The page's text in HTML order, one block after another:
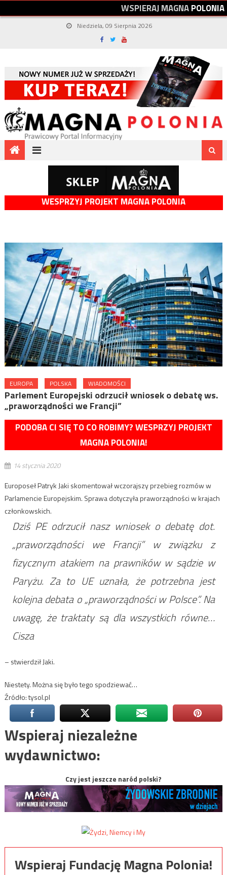
WSPIERAJMAGNAPOLONIA
Niedziela, 09 Sierpnia 2026
WESPRZYJ PROJEKT MAGNA POLONIA
EUROPA POLSKA WIADOMOŚCI
Parlement Europejski odrzucił wniosek o debatę ws.
„praworządności we Francji”
PODOBA CI SIĘ TO CO ROBIMY? WESPRZYJ PROJEKT
MAGNA POLONIA!
14 stycznia 2020
Europoseł Patryk Jaki skomentował wczorajszy przebieg rozmów w
Parlamencie Europejskim. Sprawa dotyczyła praworządności w krajach
członkowskich.
Dziś PE odrzucił nasz wniosek o debatę dot.
„praworządności we Francji” w związku z
fizycznym atakiem na prawników w sądzie w
Paryżu. Za to UE uznała, że potrzebna jest
kolejna debata o „praworządności w Polsce”. Na
uwagę, że traktaty są dla wszystkich równe…
Cisza
– stwierdził Jaki.
Niestety. Można się było tego spodziewać…
Źródło: tysol.pl
Wspieraj niezależne
wydawnictwo:
Czy jest jeszcze naród polski?
Wspieraj Fundację Magna Polonia!